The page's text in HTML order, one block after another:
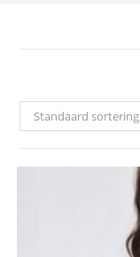
Standaard sortering